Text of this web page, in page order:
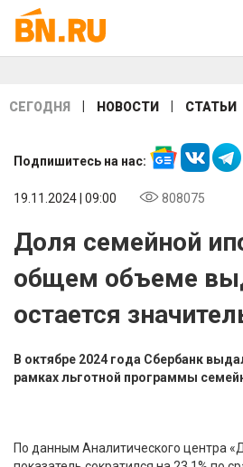
СЕГОДНЯ НОВОСТИ СТАТЬИ
Подпишитесь на нас:
19.11.2024 | 09:00 808075
Доля семейной
общем объеме
остается
В октябре 2024 года Сбербанк
рамках льготной программы
По данным Аналитического центра